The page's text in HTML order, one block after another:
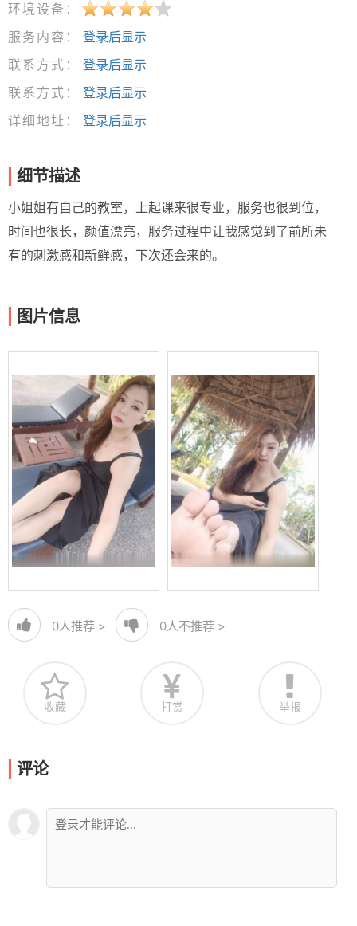
环境设备：
服务内容：
登录后显示
联系方式：
登录后显示
联系方式：
登录后显示
详细地址：
登录后显示
细节描述
小姐姐有自己的教室，上起课来很专业，服务也很到位，
时间也很长，颜值漂亮，服务过程中让我感觉到了前所未
有的刺激感和新鲜感，下次还会来的。
图片信息
0人推荐 > 0人不推荐 >
收藏 打赏 举报
评论